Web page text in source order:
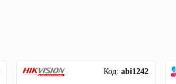
Код: abi1242